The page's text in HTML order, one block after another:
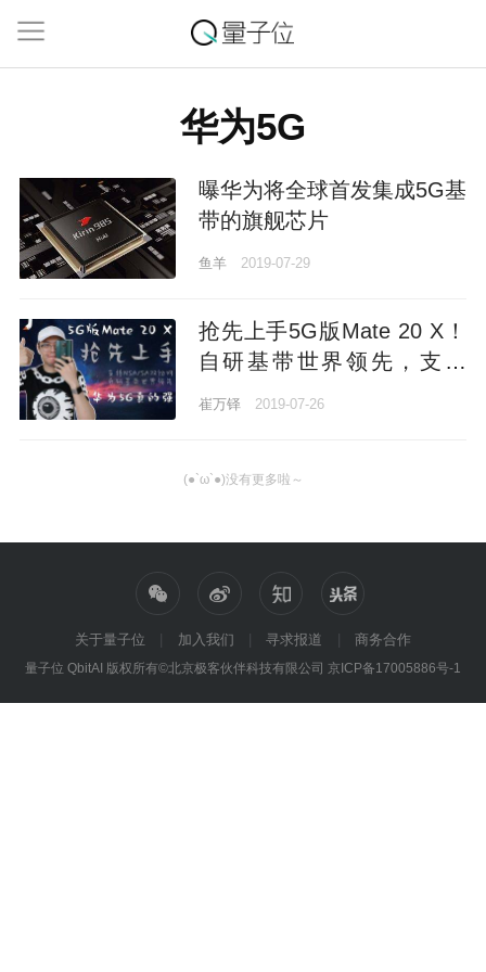
华为5G
曝华为将全球首发集成5G基
带的旗舰芯片
鱼羊 2019-07-29
抢先上手5G版Mate 20 X！
自研基带世界领先，支持
NSA/SA双组网，华为5G真
崔万铎 2019-07-26
(●`ω`●)没有更多啦～
关于量子位 加入我们 寻求报道
商务合作
量子位 QbitAI 版权所有©北京极客伙伴科技有限公司 京ICP备17005886号-1